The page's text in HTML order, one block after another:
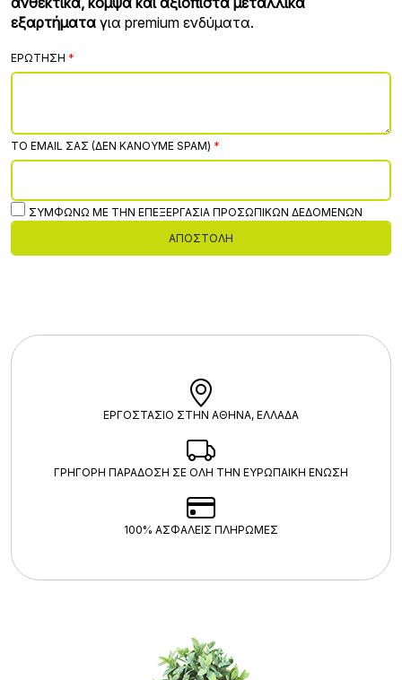
εξαρτήματα για premium ενδύματα.
ΕΡΏΤΗΣΗ
ΤΟ EMAIL ΣΑΣ (ΔΕΝ ΚΆΝΟΥΜΕ SPAM)
ΣΥΜΦΩΝΏ ΜΕ ΤΗΝ ΕΠΕΞΕΡΓΑΣΊΑ ΠΡΟΣΩΠΙΚΏΝ ΔΕΔΟΜΈΝΩΝ
ΑΠΟΣΤΟΛΉ
ΕΡΓΟΣΤΑΣΙΟ ΣΤΗΝ ΑΘΗΝΑ, ΕΛΛΑΔΑ
ΓΡΗΓΟΡΗ ΠΑΡΑΔΟΣΗ ΣΕ ΟΛΗ ΤΗΝ ΕΥΡΩΠΑΙΚΗ ΕΝΩΣΗ
100% ΑΣΦΑΛΕΊΣ ΠΛΗΡΩΜΈΣ